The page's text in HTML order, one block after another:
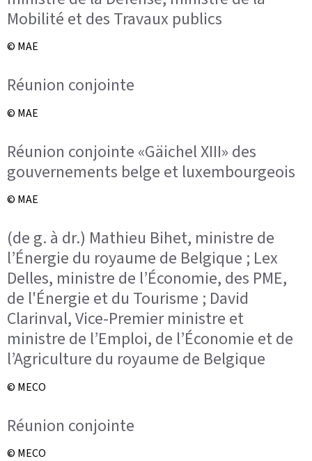
Mobilité et des Travaux publics
© MAE
Réunion conjointe
© MAE
Réunion conjointe «Gäichel XIII» des
gouvernements belge et luxembourgeois
© MAE
(de g. à dr.) Mathieu Bihet, ministre de
l’Énergie du royaume de Belgique ; Lex
Delles, ministre de l’Économie, des PME,
de l'Énergie et du Tourisme ; David
Clarinval, Vice-Premier ministre et
ministre de l’Emploi, de l’Économie et de
l’Agriculture du royaume de Belgique
© MECO
Réunion conjointe
© MECO